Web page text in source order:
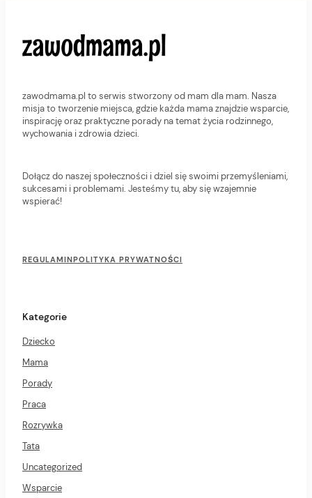
zawodmama.pl to serwis stworzony od mam dla mam. Nasza
misja to tworzenie miejsca, gdzie każda mama znajdzie wsparcie,
inspirację oraz praktyczne porady na temat życia rodzinnego,
wychowania i zdrowia dzieci.
Dołącz do naszej społeczności i dziel się swoimi przemyśleniami,
sukcesami i problemami. Jesteśmy tu, aby się wzajemnie
wspierać!
o
r
M
e
n
u
REGULAMINPOLITYKA PRYWATNOŚCI
Kategorie
Dziecko
Mama
Porady
Praca
Rozrywka
Tata
Uncategorized
Wsparcie